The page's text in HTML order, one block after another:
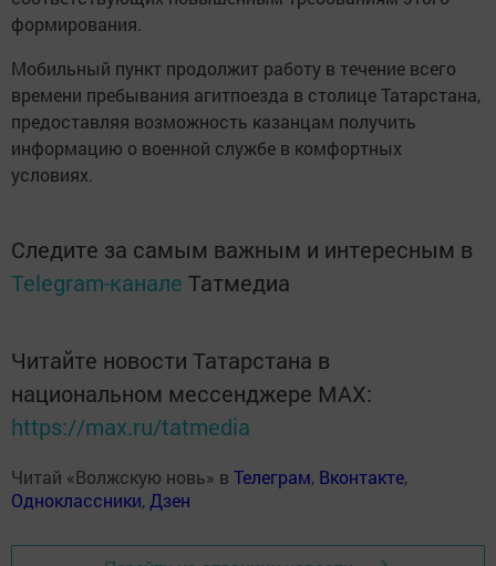
формирования.
Мобильный пункт продолжит работу в течение всего
времени пребывания агитпоезда в столице Татарстана,
предоставляя возможность казанцам получить
информацию о военной службе в комфортных
условиях.
Следите за самым важным и интересным в
Telegram-канале Татмедиа
Читайте новости Татарстана в
национальном мессенджере MАХ:
https://max.ru/tatmedia
Читай «Волжскую новь» в Телеграм, Вконтакте,
Одноклассники, Дзен